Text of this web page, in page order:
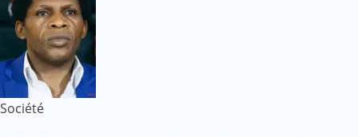
Société